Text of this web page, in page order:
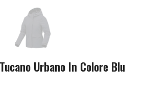
Urbano In Colore Blu